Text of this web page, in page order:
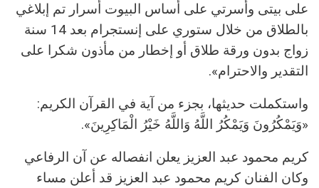
على بيتى وأسرتي على أساس البيوت أسرار تم إبلاغي
بالطلاق من خلال ستوري على إنستجرام بعد 14 سنة
زواج بدون ورقة طلاق أو إخطار من مأذون شكرا على
التقدير والاحترام».
واستكملت حديثها، بجزء من آية في القرآن الكريم:
«وَيَمْكُرُونَ وَيَمْكُرُ اللَّهُ وَاللَّهُ خَيْرُ الْمَاكِرِينَ».
كريم محمود عبد العزيز يعلن انفصاله عن آن الرفاعي
وكان الفنان كريم محمود عبد العزيز قد أعلن مساء